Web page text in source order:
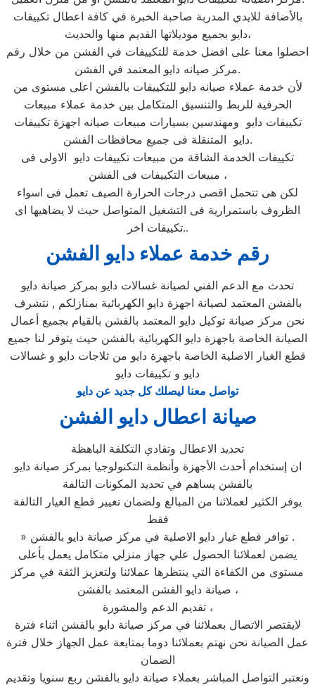
بالأضافة للايدي المدربة صاحبة الخبرة في كافة اعطال تكييفات
دايو بجميع موديلاتها القديم منها والحديث،
احصلوا معنا على افضل خدمة للتكييفات في الفشن من خلال رقم
مركز صيانه دايو المعتمد في الفشن.
لأن خدمة عملاء صيانه دايو للتكييفات بالفشن اعلى مستوى من
الحرفية للربط والتنسيق المتكامل بين خدمة عملاء مبيعات
تكييفات دايو ومهندسين بسيارات مبيعات صيانه اجهزة تكييفات
دايو المتنقلة فى جميع محافظات الفشن.
تكييفات الخدمة الشاقة من مبيعات تكييفات دايو الاولى فى
مبيعات التكييفات فى الفشن ،
لكن هى تتحمل اقصى درجات الحرارة الصيف تعمل فى اسواء
الظروف باستمرارية فى التشغيل المتواصل حيث لا يضاهيها اى
تكييفات اخر..
رقم خدمة عملاء دايو الفشن
تحدث مع الدعم الفني لصيانة غسالات دايو بمركز صيانة دايو
بالفشن المعتمد لصيانة اجهزة دايو الكهربائية بمنازلكم , نتشرف
نحن مركز صيانة توكيل دايو المعتمد بالفشن بالقيام بجميع أعمال
الصيانة الخاصة باجهزة دايو الكهربائية بالفشن حيث يتوفر لنا جميع
قطع الغيار الاصلية الخاصة باجهزة دايو من ثلاجات دايو و غسالات
دايو و تكييفات دايو
تواصل معنا ليصلك كل جديد عن دايو
صيانة اعطال دايو الفشن
تحديد الاعطال وتفادي التكلفة الباهظة
ان إستخدام أحدث الأجهزة وأنظمة التكنولوجيا بمركز صيانة دايو
بالفشن يساهم في تحديد المكونات التالفة
يوفر الكثير لعملائنا من المبالغ ولضمان تغيير قطع الغيار التالفة
فقط
» توافر قطع غيار دايو الاصلية في مركز صيانة دايو بالفشن .
يضمن لعملائنا الحصول علي جهاز منزلي متكامل يعمل بأعلى
مستوى من الكفاءة التي ينتظرها عملائنا ولتعزيز الثقة في مركز
صيانة دايو الفشن المعتمد بالفشن ،
تقديم الدعم والمشورة ،
لايقتصر الاتصال بعملائنا في مركز صيانة دايو بالفشن اثناء فترة
عمل الصيانة نحن نهتم بعملائنا دوما بمتابعة عمل الجهاز خلال فترة
الضمان
ونعتبر التواصل المباشر بعملاء صيانة دايو بالفشن ربع سنويا وتقديم